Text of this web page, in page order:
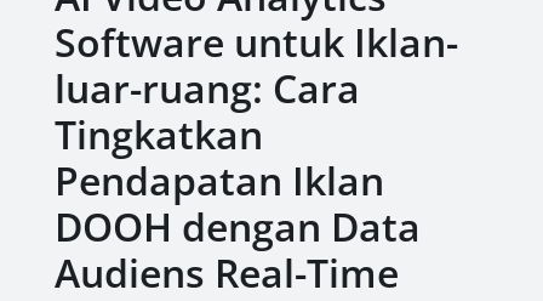
Software untuk Iklan-
luar-ruang: Cara
Tingkatkan
Pendapatan Iklan
DOOH dengan Data
Audiens Real-Time